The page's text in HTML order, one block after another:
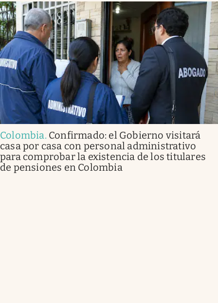
Colombia. Confirmado: el Gobierno visitará
casa por casa con personal administrativo
para comprobar la existencia de los titulares
de pensiones en Colombia